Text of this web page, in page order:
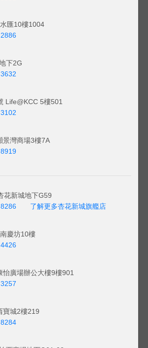
匯10樓1004
下2G
Life@KCC 5樓501
景灣商場3樓7A
花新城地下G59
了解更多杏花新城旗艦店
慶坊10樓
廣場辦公大樓9樓901
寶城2樓219